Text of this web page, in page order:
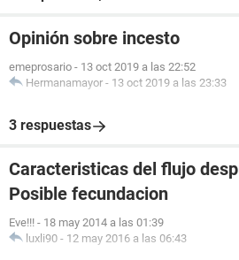
Opinión sobre incesto
emeprosario - 13 oct 2019 a las 22:52
Hermanamayor - 13 oct 2019 a las 23:33
3 respuestas
Caracteristicas del flujo
Posible fecundacion
Eve!!! - 18 may 2014 a las 01:39
luxli90 - 12 may 2016 a las 06:43